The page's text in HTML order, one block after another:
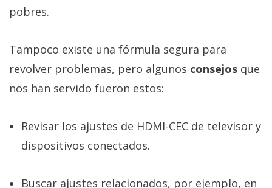
pobres.
Tampoco existe una fórmula segura para
revolver problemas, pero algunos consejos que
nos han servido fueron estos:
Revisar los ajustes de HDMI-CEC de televisor y
dispositivos conectados.
Buscar ajustes relacionados, por ejemplo, en